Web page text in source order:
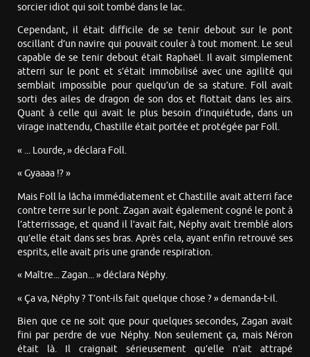
sorcier idiot qui soit tombé dans le lac.
Cependant, il était difficile de se tenir debout sur le pont
oscillant d’un navire qui pouvait couler à tout moment. Le seul
capable de se tenir debout était Raphaël. Il avait simplement
atterri sur le pont et s’était immobilisé avec une agilité qui
semblait impossible pour quelqu’un de sa stature. Foll avait
sorti des ailes de dragon de son dos et flottait dans les airs.
Quant à celle qui avait le plus besoin d’inquiétude, dans un
virage inattendu, Chastille était portée et protégée par Foll.
« ... Lourde, » déclara Foll.
« Gyaaaa !? »
Mais Foll la lâcha immédiatement et Chastille avait atterri face
contre terre sur le pont. Zagan avait également cogné le pont à
l’atterrissage, et quand il l’avait fait, Néphy avait tremblé alors
qu’elle était dans ses bras. Après cela, ayant enfin retrouvé ses
esprits, elle avait pris une grande respiration.
« Maître... Zagan... » déclara Néphy.
« Ça va, Néphy ? T’ont-ils fait quelque chose ? » demanda-t-il.
Bien que ce ne soit que pour quelques secondes, Zagan avait
fini par perdre de vue Néphy. Non seulement ça, mais Néron
était là. Il craignait sérieusement qu’elle n’ait attrapé